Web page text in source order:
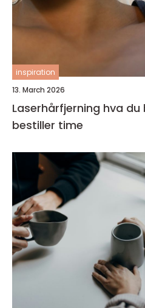
inspiration
13. March 2026
Laserhårfjerning hva du bør vite før du
bestiller time